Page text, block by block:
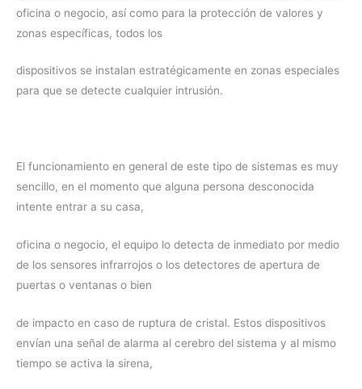
oficina o negocio, así como para la protección de valores y
zonas específicas, todos los
dispositivos se instalan estratégicamente en zonas especiales
para que se detecte cualquier intrusión.
El funcionamiento en general de este tipo de sistemas es muy
sencillo, en el momento que alguna persona desconocida
intente entrar a su casa,
oficina o negocio, el equipo lo detecta de inmediato por medio
de los sensores infrarrojos o los detectores de apertura de
puertas o ventanas o bien
de impacto en caso de ruptura de cristal. Estos dispositivos
envían una señal de alarma al cerebro del sistema y al mismo
tiempo se activa la sirena,